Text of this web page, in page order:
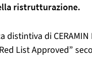
ristrutturazione.
distintiva di CERAMIN
List Approved”